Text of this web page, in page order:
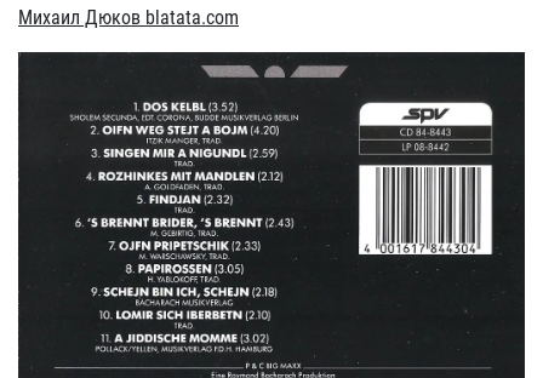
Михаил Дюков blatata.com